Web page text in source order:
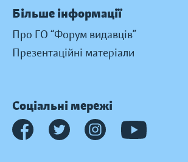
Більше інформації
Про ГО “Форум видавців”
Презентаційні матеріали
Соціальні мережі